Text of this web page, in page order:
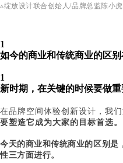
▵绽放设计联合创始人/品牌总监陈小虎
1
如今的商业和传统商业的区别
1
新时期，在关键的时候要做
在品牌空间体验创新设计，我
要塑造它成为大家的目标首选。
今天的商业和传统商业的区别是
性三方面进行。